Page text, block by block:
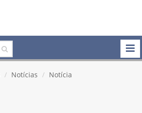
Notícias Notícia